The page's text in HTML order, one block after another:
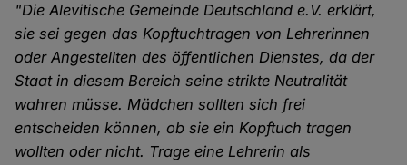
"Die Alevitische Gemeinde Deutschland e.V. erklärt,
sie sei gegen das Kopftuchtragen von Lehrerinnen
oder Angestellten des öffentlichen Dienstes, da der
Staat in diesem Bereich seine strikte Neutralität
wahren müsse. Mädchen sollten sich frei
entscheiden können, ob sie ein Kopftuch tragen
wollten oder nicht. Trage eine Lehrerin als